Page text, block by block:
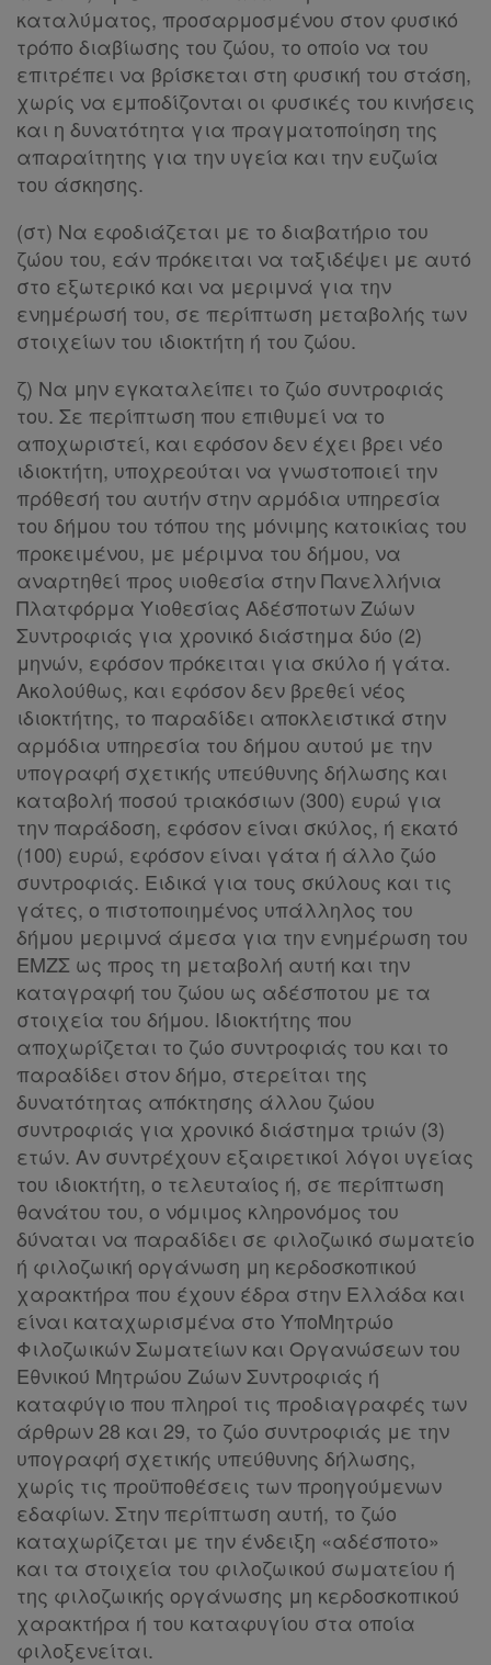
συνδρομή
Ομαδικά
πακέτα
Παροχές
σε
συνδρομητές
Ενεργοί
συνδρομητές
Τα
αγαπημένα
μου
Οι
σημειώσεις
μου
Ψάχνω
και
δε
βρίσκω
καταλύματος, προσαρμοσμένου στον φυσικό
τρόπο διαβίωσης του ζώου, το οποίο να του
επιτρέπει να βρίσκεται στη φυσική του στάση,
χωρίς να εμποδίζονται οι φυσικές του κινήσεις
και η δυνατότητα για πραγματοποίηση της
απαραίτητης για την υγεία και την ευζωία
του άσκησης.
(στ) Να εφοδιάζεται με το διαβατήριο του
ζώου του, εάν πρόκειται να ταξιδέψει με αυτό
στο εξωτερικό και να μεριμνά για την
ενημέρωσή του, σε περίπτωση μεταβολής των
στοιχείων του ιδιοκτήτη ή του ζώου.
ζ) Να μην εγκαταλείπει το ζώο συντροφιάς
του. Σε περίπτωση που επιθυμεί να το
αποχωριστεί, και εφόσον δεν έχει βρει νέο
ιδιοκτήτη, υποχρεούται να γνωστοποιεί την
πρόθεσή του αυτήν στην αρμόδια υπηρεσία
του δήμου του τόπου της μόνιμης κατοικίας του
προκειμένου, με μέριμνα του δήμου, να
αναρτηθεί προς υιοθεσία στην Πανελλήνια
Πλατφόρμα Υιοθεσίας Αδέσποτων Ζώων
Συντροφιάς για χρονικό διάστημα δύο (2)
μηνών, εφόσον πρόκειται για σκύλο ή γάτα.
Ακολούθως, και εφόσον δεν βρεθεί νέος
ιδιοκτήτης, το παραδίδει αποκλειστικά στην
αρμόδια υπηρεσία του δήμου αυτού με την
υπογραφή σχετικής υπεύθυνης δήλωσης και
καταβολή ποσού τριακόσιων (300) ευρώ για
την παράδοση, εφόσον είναι σκύλος, ή εκατό
(100) ευρώ, εφόσον είναι γάτα ή άλλο ζώο
συντροφιάς. Ειδικά για τους σκύλους και τις
γάτες, ο πιστοποιημένος υπάλληλος του
δήμου μεριμνά άμεσα για την ενημέρωση του
ΕΜΖΣ ως προς τη μεταβολή αυτή και την
καταγραφή του ζώου ως αδέσποτου με τα
στοιχεία του δήμου. Ιδιοκτήτης που
αποχωρίζεται το ζώο συντροφιάς του και το
παραδίδει στον δήμο, στερείται της
δυνατότητας απόκτησης άλλου ζώου
συντροφιάς για χρονικό διάστημα τριών (3)
ετών. Αν συντρέχουν εξαιρετικοί λόγοι υγείας
του ιδιοκτήτη, ο τελευταίος ή, σε περίπτωση
θανάτου του, ο νόμιμος κληρονόμος του
δύναται να παραδίδει σε φιλοζωικό σωματείο
ή φιλοζωική οργάνωση μη κερδοσκοπικού
χαρακτήρα που έχουν έδρα στην Ελλάδα και
είναι καταχωρισμένα στο ΥποΜητρώο
Φιλοζωικών Σωματείων και Οργανώσεων του
Εθνικού Μητρώου Ζώων Συντροφιάς ή
καταφύγιο που πληροί τις προδιαγραφές των
άρθρων 28 και 29, το ζώο συντροφιάς με την
υπογραφή σχετικής υπεύθυνης δήλωσης,
χωρίς τις προϋποθέσεις των προηγούμενων
εδαφίων. Στην περίπτωση αυτή, το ζώο
καταχωρίζεται με την ένδειξη «αδέσποτο»
και τα στοιχεία του φιλοζωικού σωματείου ή
της φιλοζωικής οργάνωσης μη κερδοσκοπικού
χαρακτήρα ή του καταφυγίου στα οποία
φιλοξενείται.